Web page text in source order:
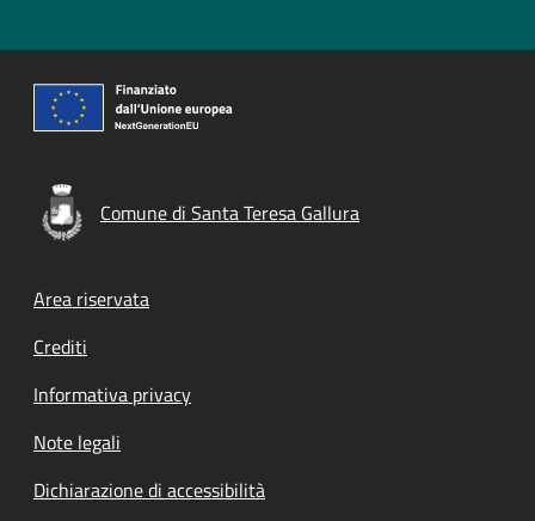
Comune di Santa Teresa Gallura
Footer menu
Area riservata
Crediti
Informativa privacy
Note legali
Dichiarazione di accessibilità